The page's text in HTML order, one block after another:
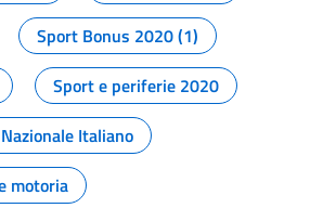
Sport Bonus 2020 (1)
Sport e periferie 2020
Italiano
motoria